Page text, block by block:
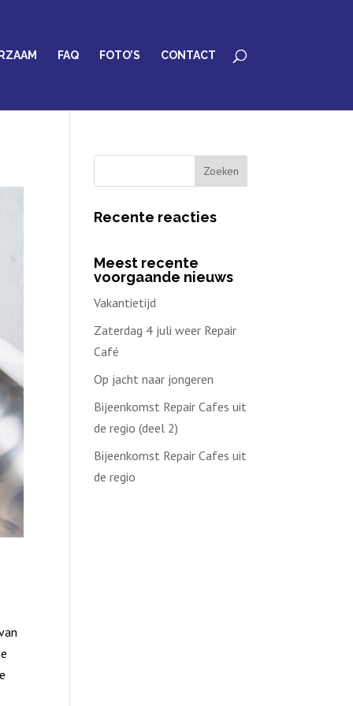
FAQ FOTO’S CONTACT
Recente reacties
Meest recente
voorgaande nieuws
Vakantietijd
Zaterdag 4 juli weer Repair
Café
Op jacht naar jongeren
Bijeenkomst Repair Cafes uit
de regio (deel 2)
Bijeenkomst Repair Cafes uit
de regio